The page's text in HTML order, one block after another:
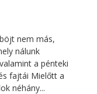
nem más,
nálunk
a pénteki
fajtái Mielőtt a
néhány...